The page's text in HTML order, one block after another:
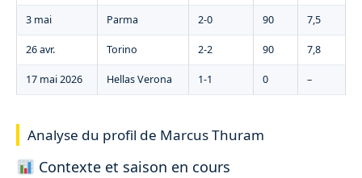
3 mai Parma 2-0 90 7,5
26 avr. Torino 2-2 90 7,8
17 mai 2026 Hellas Verona 1-1 0 –
Analyse du profil de Marcus Thuram
Contexte et saison en cours